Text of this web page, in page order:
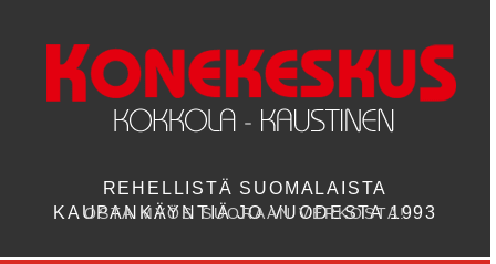
REHELLISTÄ SUOMALAISTA
KAUPANKÄYNTIÄ JO VUODESTA 1993
OSTA MYÖS SUORAAN VERKOSTA!